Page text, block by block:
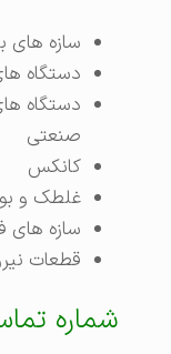
سازه های
دستگاه های
دستگاه های
صنعتی
کانکس
غلطک و
سازه های فلزی
قطعات
شماره تماس